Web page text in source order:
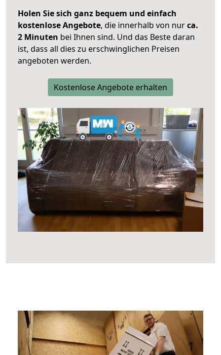
Holen Sie sich ganz bequem und einfach
kostenlose Angebote, die innerhalb von nurca.
2 Minuten bei Ihnen sind. Und das Beste daran
ist, dass all dies zu erschwinglichen Preisen
angeboten werden.
Kostenlose Angebote erhalten